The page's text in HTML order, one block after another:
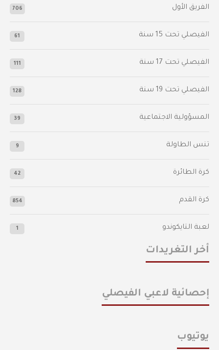
الفريق الأول 706
الفيصلي‬⁩ تحت 15 سنة 61
‫الفيصلي‬⁩ تحت 17 سنة 111
الفيصلي‬⁩ تحت 19 سنة 128
المسؤولية الاجتماعية 39
تنس الطاولة 9
كرة الطائرة 42
كرة القدم 854
لعبة التايكوندو 1
أخر التغريدات
إحصائية لاعبي الفيصلي
يوتيوب